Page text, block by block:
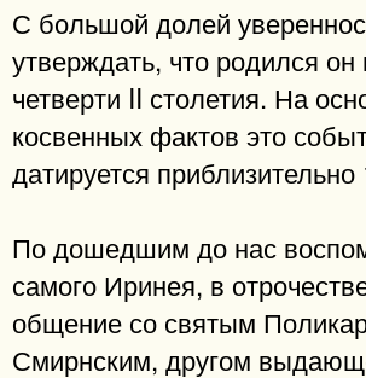
С большой долей
утверждать, что родился он
четверти II столетия. На
косвенных фактов это
датируется
По дошедшим до нас
самого Иринея, в
общение со святым
Смирнским, другом